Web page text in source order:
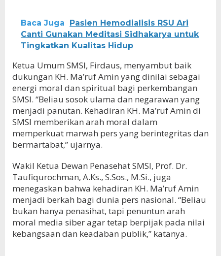
Baca Juga
Pasien Hemodialisis RSU Ari
Canti Gunakan Meditasi Sidhakarya untuk
Tingkatkan Kualitas Hidup
Ketua Umum SMSI, Firdaus, menyambut baik
dukungan KH. Ma’ruf Amin yang dinilai sebagai
energi moral dan spiritual bagi perkembangan
SMSI. “Beliau sosok ulama dan negarawan yang
menjadi panutan. Kehadiran KH. Ma’ruf Amin di
SMSI memberikan arah moral dalam
memperkuat marwah pers yang berintegritas dan
bermartabat,” ujarnya.
Wakil Ketua Dewan Penasehat SMSI, Prof. Dr.
Taufiqurochman, A.Ks., S.Sos., M.Si., juga
menegaskan bahwa kehadiran KH. Ma’ruf Amin
menjadi berkah bagi dunia pers nasional. “Beliau
bukan hanya penasihat, tapi penuntun arah
moral media siber agar tetap berpijak pada nilai
kebangsaan dan keadaban publik,” katanya.